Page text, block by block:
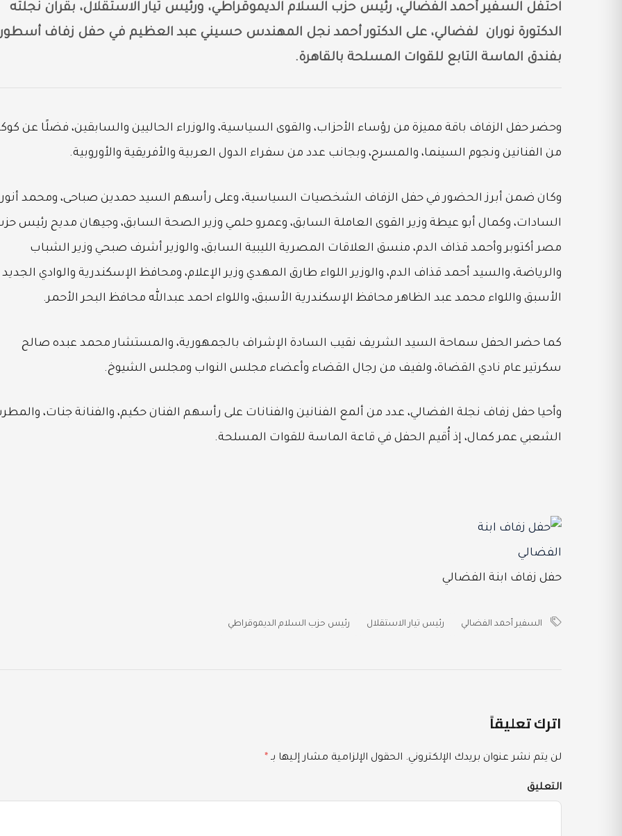
احتفل السفير أحمد الفضالي، رئيس حزب السلام الديموقراطي، ورئيس تيار الاستقلال، بقران نجلته
الدكتورة نوران لفضالي، على الدكتور أحمد نجل المهندس حسيني عبد العظيم في حفل زفاف
بفندق الماسة التابع للقوات المسلحة بالقاهرة.
وحضر حفل الزفاف باقة مميزة من رؤساء الأحزاب، والقوى السياسية، والوزراء الحاليين والسابقين، فضلًا عن
من الفنانين ونجوم السينما، والمسرح، وبجانب عدد من سفراء الدول العربية والأفريقية والأوروبية.
وكان ضمن أبرز الحضور في حفل الزفاف الشخصيات السياسية، وعلى رأسهم السيد حمدين صباحى، ومحمد أنور
السادات، وكمال أبو عيطة وزير القوى العاملة السابق، وعمرو حلمي وزير الصحة السابق، وجيهان مديح رئيس
مصر أكتوبر وأحمد قذاف الدم، منسق العلاقات المصرية الليبية السابق، والوزير أشرف صبحي وزير الشباب
والرياضة، والسيد أحمد قذاف الدم، والوزير اللواء طارق المهدي وزير الإعلام، ومحافظ الإسكندرية والوادي الجديد
الأسبق واللواء محمد عبد الظاهر محافظ الإسكندرية الأسبق، واللواء احمد عبدالله محافظ البحر الأحمر.
كما حضر الحفل سماحة السيد الشريف نقيب السادة الإشراف بالجمهورية، والمستشار محمد عبده صالح
سكرتير عام نادي القضاة، ولفيف من رجال القضاء وأعضاء مجلس النواب ومجلس الشيوخ.
وأحيا حفل زفاف نجلة الفضالي، عدد من ألمع الفنانين والفنانات على رأسهم الفنان حكيم، والفنانة جنات،
الشعبي عمر كمال، إذ أُقيم الحفل في قاعة الماسة للقوات المسلحة.
حفل زفاف ابنة الفضالي
السفير أحمد الفضالي رئيس تيار الاستقلال رئيس حزب السلام الديموقراطي
اترك تعليقاً
لن يتم نشر عنوان بريدك الإلكتروني. الحقول الإلزامية مشار إليها بـ *
التعليق